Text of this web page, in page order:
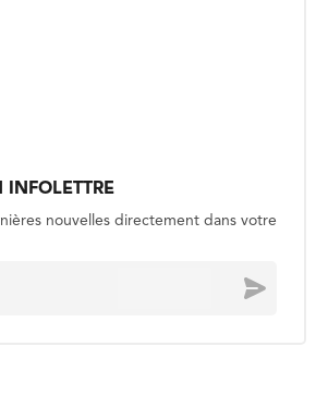
Retrouver l’inspiration artistique au